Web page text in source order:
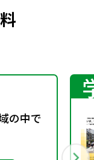
の中で